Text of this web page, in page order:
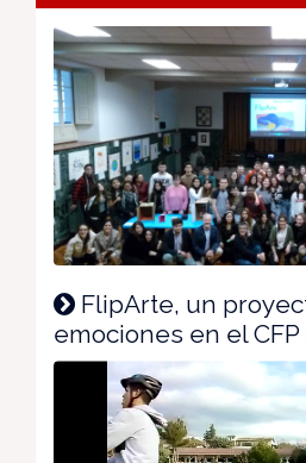
FlipArte, un
emociones en el